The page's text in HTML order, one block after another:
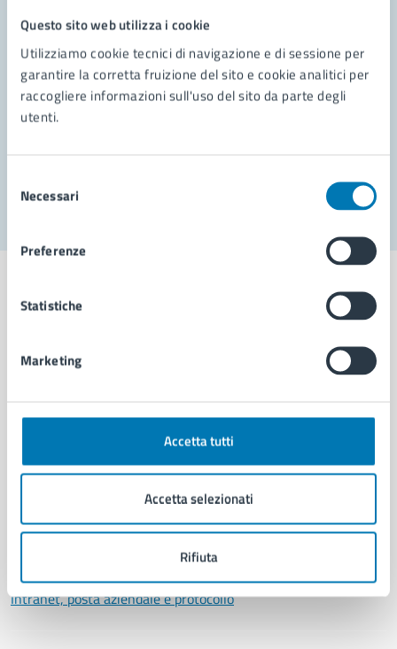
Questo sito web utilizza i cookie
Utilizziamo cookie tecnici di navigazione e di sessione per
garantire la corretta fruizione del sito e cookie analitici per
raccogliere informazioni sull'uso del sito da parte degli
utenti.
delNecessari
Preferenze
Statistiche
Marketing
Accetta tutti
Accetta selezionati
Rifiuta
Leggi le domande frequenti
Richiedi assistenza
Prenota appuntamento
Municipalità
Politici
Documenti e dati
Intranet, posta aziendale e protocollo